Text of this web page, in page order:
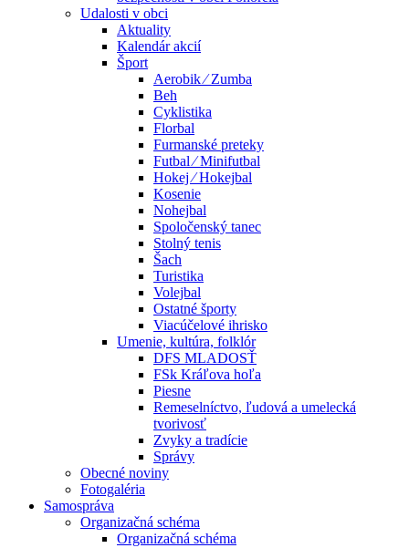
Udalosti v obci
Aktuality
Kalendár akcií
Šport
Aerobik ⁄ Zumba
Beh
Cyklistika
Florbal
Furmanské preteky
Futbal ⁄ Minifutbal
Hokej ⁄ Hokejbal
Kosenie
Nohejbal
Spoločenský tanec
Stolný tenis
Šach
Turistika
Volejbal
Ostatné športy
Viacúčelové ihrisko
Umenie, kultúra, folklór
DFS MLADOSŤ
FSk Kráľova hoľa
Piesne
Remeselníctvo, ľudová a umelecká
tvorivosť
Zvyky a tradície
Správy
Obecné noviny
Fotogaléria
Samospráva
Organizačná schéma
Organizačná schéma